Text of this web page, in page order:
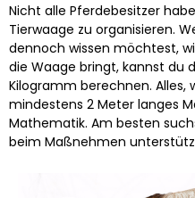
Nicht alle Pferdebesitzer
Tierwaage zu organisieren.
dennoch wissen möchtest,
die Waage bringt, kannst du
Kilogramm berechnen. Alles,
mindestens 2 Meter langes
Mathematik. Am besten
beim Maßnehmen